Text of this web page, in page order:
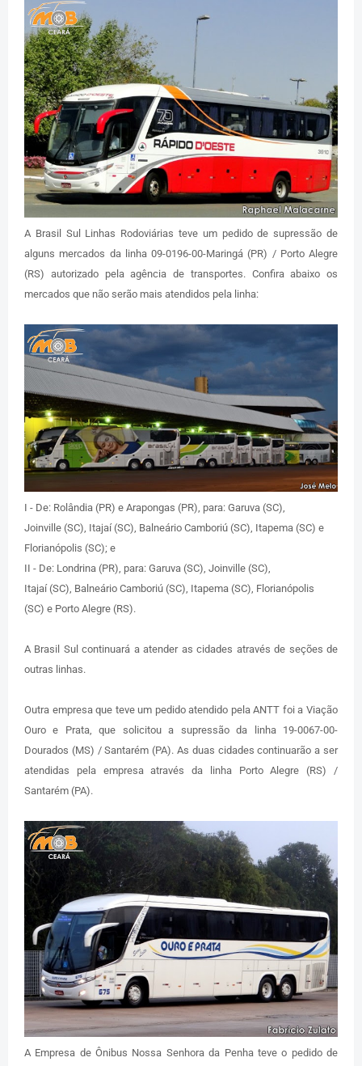
A Brasil Sul Linhas Rodoviárias teve um pedido de supressão de
alguns mercados da linha 09-0196-00-Maringá (PR) / Porto Alegre
(RS) autorizado pela agência de transportes. Confira abaixo os
mercados que não serão mais atendidos pela linha:
I - De: Rolândia (PR) e Arapongas (PR), para: Garuva (SC),
Joinville (SC), Itajaí (SC), Balneário Camboriú (SC), Itapema (SC) e
Florianópolis (SC); e
II - De: Londrina (PR), para: Garuva (SC), Joinville (SC),
Itajaí (SC), Balneário Camboriú (SC), Itapema (SC), Florianópolis
(SC) e Porto Alegre (RS).
A Brasil Sul continuará a atender as cidades através de seções de
outras linhas.
Outra empresa que teve um pedido atendido pela ANTT foi a Viação
Ouro e Prata, que solicitou a supressão da linha 19-0067-00-
Dourados (MS) / Santarém (PA). As duas cidades continuarão a ser
atendidas pela empresa através da linha Porto Alegre (RS) /
Santarém (PA).
A Empresa de Ônibus Nossa Senhora da Penha teve o pedido de